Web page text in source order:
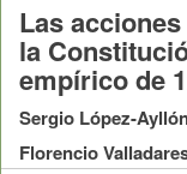
Las
la
empírico de
Sergio López-
Florencio